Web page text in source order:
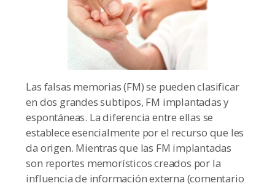
Las falsas memorias (FM) se pueden clasificar
en dos grandes subtipos, FM implantadas y
espontáneas. La diferencia entre ellas se
establece esencialmente por el recurso que les
da origen. Mientras que las FM implantadas
son reportes memorísticos creados por la
influencia de información externa (comentario